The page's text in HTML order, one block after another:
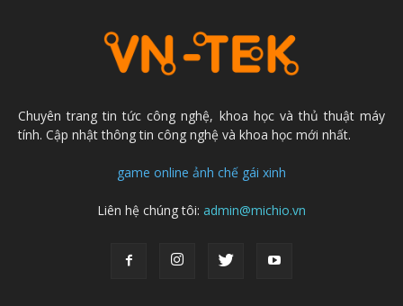
Chuyên trang tin tức công nghệ, khoa học và thủ thuật máy
tính. Cập nhật thông tin công nghệ và khoa học mới nhất.
game online ảnh chế gái xinh
Liên hệ chúng tôi: admin@michio.vn